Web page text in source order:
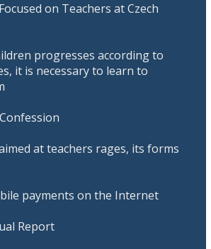
on Teachers at Czech
progresses according to
it is necessary to learn to
at teachers rages, its forms
payments on the Internet
Report